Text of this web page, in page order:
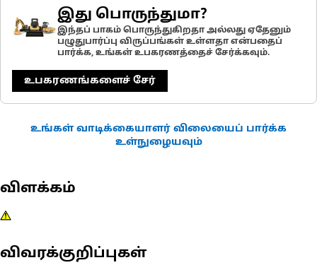
இது பொருந்துமா?
இந்தப் பாகம் பொருந்துகிறதா அல்லது ஏதேனும்
பழுதுபார்ப்பு விருப்பங்கள் உள்ளதா என்பதைப்
பார்க்க, உங்கள் உபகரணத்தைச் சேர்க்கவும்.
உபகரணங்களைச் சேர்
உங்கள் வாடிக்கையாளர் விலையைப் பார்க்க
உள்நுழையவும்
விளக்கம்
விவரக்குறிப்புகள்